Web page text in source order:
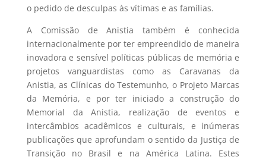
o pedido de desculpas às vítimas e as famílias.
A Comissão de Anistia também é conhecida
internacionalmente por ter empreendido de maneira
inovadora e sensível políticas públicas de memória e
projetos vanguardistas como as Caravanas da
Anistia, as Clínicas do Testemunho, o Projeto Marcas
da Memória, e por ter iniciado a construção do
Memorial da Anistia, realização de eventos e
intercâmbios acadêmicos e culturais, e inúmeras
publicações que aprofundam o sentido da Justiça de
Transição no Brasil e na América Latina. Estes